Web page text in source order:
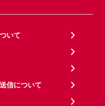
いて
信について